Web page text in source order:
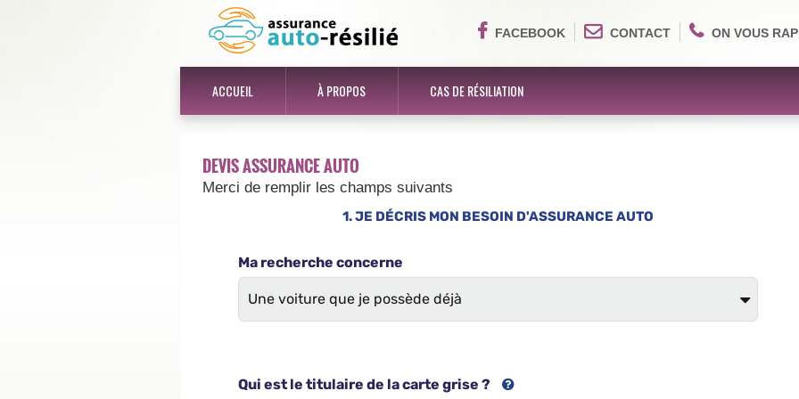
FACEBOOK CONTACT ON VOUS
ACCUEIL À PROPOS CAS DE RÉSILIATION
DEVIS ASSURANCE AUTO
Merci de remplir les champs suivants